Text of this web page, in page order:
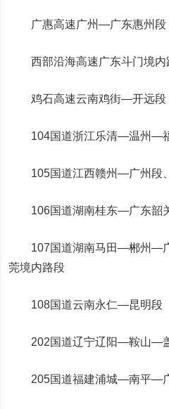
广惠高速广州—广东惠州段
西部沿海高速广东斗门境内
鸡石高速云南鸡街—开远段
104国道浙江乐清—温州—
105国道江西赣州—广州段
106国道湖南桂东—广东韶
107国道湖南马田—郴州—
莞境内路段
108国道云南永仁—昆明段
202国道辽宁辽阳—鞍山—
205国道福建浦城—南平—